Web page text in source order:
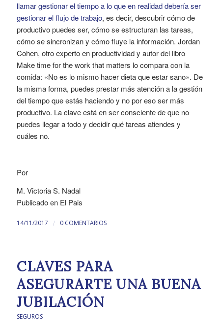
llamar gestionar el tiempo a lo que en realidad debería ser
gestionar el flujo de trabajo, es decir, descubrir cómo de
productivo puedes ser, cómo se estructuran las tareas,
cómo se sincronizan y cómo fluye la información. Jordan
Cohen, otro experto en productividad y autor del libro
Make time for the work that matters lo compara con la
comida: «No es lo mismo hacer dieta que estar sano». De
la misma forma, puedes prestar más atención a la gestión
del tiempo que estás haciendo y no por eso ser más
productivo. La clave está en ser consciente de que no
puedes llegar a todo y decidir qué tareas atiendes y
cuáles no.
Por
M. Victoria S. Nadal
Publicado en El Pais
14/11/2017 / 0 COMENTARIOS
CLAVES PARA
ASEGURARTE UNA BUENA
JUBILACIÓN
SEGUROS